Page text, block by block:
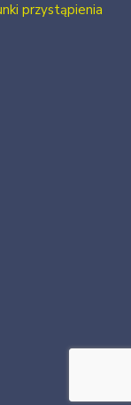
przystąpienia